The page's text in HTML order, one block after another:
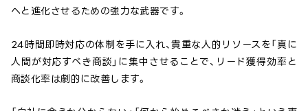
へと進化させるための強力な武器です。
24時間即時対応の体制を手に入れ、貴重な人的リソースを「真に
人間が対応すべき商談」に集中させることで、リード獲得効率と
商談化率は劇的に改善します。